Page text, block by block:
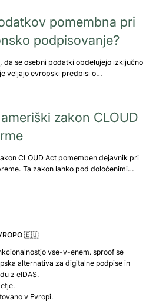
pomembna pri
podpisovanje?
se osebni podatki obdelujejo izključno
veljajo evropski predpisi o…
zakon CLOUD
CLOUD Act pomemben dejavnik pri
Ta zakon lahko pod določenimi…
🇪🇺
vse-v-enem. sproof se
alternativa za digitalne podpise in
z eIDAS.
v Evropi.